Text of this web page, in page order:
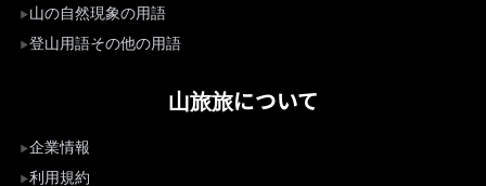
山の自然現象の用語
登山用語その他の用語
山旅旅について
企業情報
利用規約